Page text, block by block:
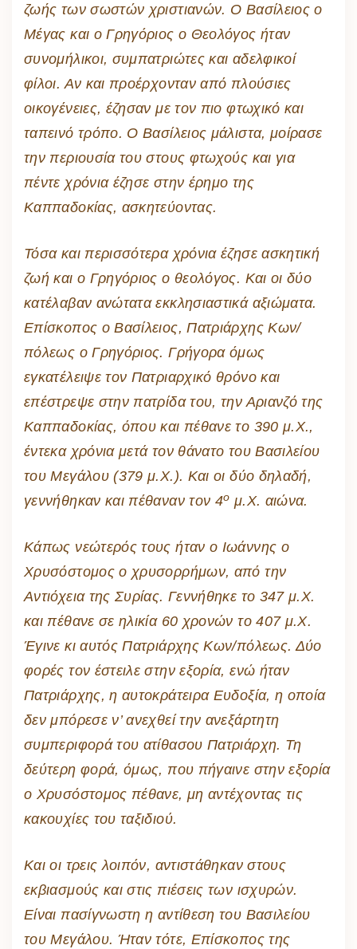
ζωής των σωστών χριστιανών. Ο Βασίλειος ο
Μέγας και ο Γρηγόριος ο Θεολόγος ήταν
συνομήλικοι, συμπατριώτες και αδελφικοί
φίλοι. Αν και προέρχονταν από πλούσιες
οικογένειες, έζησαν με τον πιο φτωχικό και
ταπεινό τρόπο. Ο Βασίλειος μάλιστα, μοίρασε
την περιουσία του στους φτωχούς και για
πέντε χρόνια έζησε στην έρημο της
Καππαδοκίας, ασκητεύοντας.
Τόσα και περισσότερα χρόνια έζησε ασκητική
ζωή και ο Γρηγόριος ο θεολόγος. Και οι δύο
κατέλαβαν ανώτατα εκκλησιαστικά αξιώματα.
Επίσκοπος ο Βασίλειος, Πατριάρχης Κων/
πόλεως ο Γρηγόριος. Γρήγορα όμως
εγκατέλειψε τον Πατριαρχικό θρόνο και
επέστρεψε στην πατρίδα του, την Αριανζό της
Καππαδοκίας, όπου και πέθανε το 390 μ.Χ.,
έντεκα χρόνια μετά τον θάνατο του Βασιλείου
του Μεγάλου (379 μ.Χ.). Και οι δύο δηλαδή,
γεννήθηκαν και πέθαναν τον 4ο μ.Χ. αιώνα.
Κάπως νεώτερός τους ήταν ο Ιωάννης ο
Χρυσόστομος ο χρυσορρήμων, από την
Αντιόχεια της Συρίας. Γεννήθηκε το 347 μ.Χ.
και πέθανε σε ηλικία 60 χρονών το 407 μ.Χ.
Έγινε κι αυτός Πατριάρχης Κων/πόλεως. Δύο
φορές τον έστειλε στην εξορία, ενώ ήταν
Πατριάρχης, η αυτοκράτειρα Ευδοξία, η οποία
δεν μπόρεσε ν’ ανεχθεί την ανεξάρτητη
συμπεριφορά του ατίθασου Πατριάρχη. Τη
δεύτερη φορά, όμως, που πήγαινε στην εξορία
ο Χρυσόστομος πέθανε, μη αντέχοντας τις
κακουχίες του ταξιδιού.
Και οι τρεις λοιπόν, αντιστάθηκαν στους
εκβιασμούς και στις πιέσεις των ισχυρών.
Είναι πασίγνωστη η αντίθεση του Βασιλείου
του Μεγάλου. Ήταν τότε, Επίσκοπος της